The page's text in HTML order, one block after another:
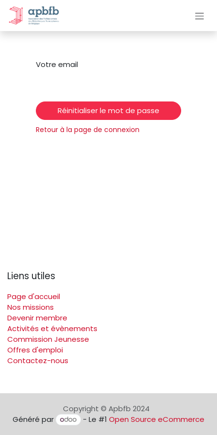
Se rendre au contenu
Votre email
Réinitialiser le mot de passe
Retour à la page de connexion
Liens utiles
Page d'accueil
Nos missions
Devenir membre
Activités et évènements
Commission Jeunesse
Offres d'emploi
Contactez-nous
Copyright © Apbfb 2024
Généré par
- Le #1 Open Source eCommerce